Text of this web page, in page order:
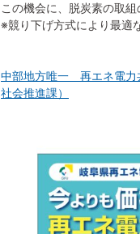
この機会に、脱炭素の取
※競り下げ方式により最適
中部地方唯一 再エネ電力
社会推進課）